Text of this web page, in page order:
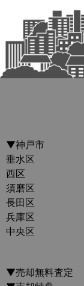
▼神戸市
垂水区
西区
須磨区
長田区
兵庫区
中央区
▼売却無料査定